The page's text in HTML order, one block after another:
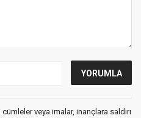
veya imalar, inançlara saldırı